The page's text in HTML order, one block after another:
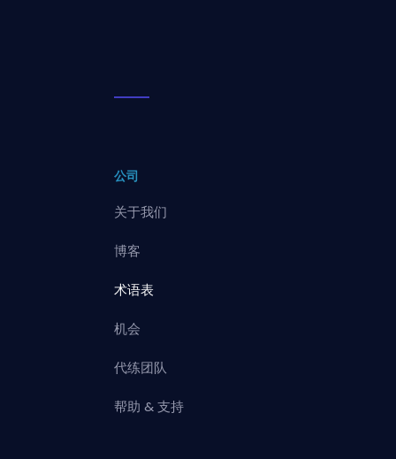
公司
关于我们
博客
术语表
机会
代练团队
帮助 & 支持